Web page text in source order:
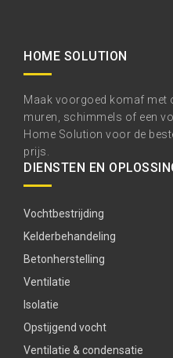
HOME SOLUTION
Maak voorgoed komaf met
muren, schimmels of een
Home Solution voor de
prijs.
DIENSTEN EN
Vochtbestrijding
Kelderbehandeling
Betonherstelling
Ventilatie
Isolatie
Opstijgend vocht
Ventilatie & condensatie